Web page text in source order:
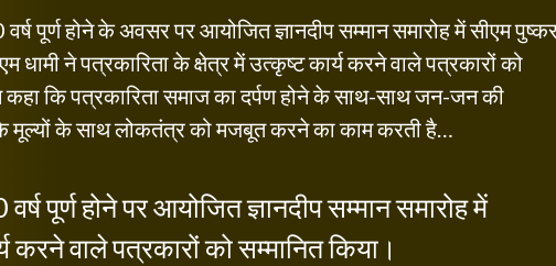
पूर्ण होने के अवसर पर आयोजित ज्ञानदीप सम्मान समारोह में सीएम
धामी ने पत्रकारिता के क्षेत्र में उत्कृष्ट कार्य करने वाले पत्रकारों को
कहा कि पत्रकारिता समाज का दर्पण होने के साथ-साथ जन-जन की
के मूल्यों के साथ लोकतंत्र को मजबूत करने का काम करती है…
पूर्ण होने पर आयोजित ज्ञानदीप सम्मान समारोह में
करने वाले पत्रकारों को सम्मानित किया।